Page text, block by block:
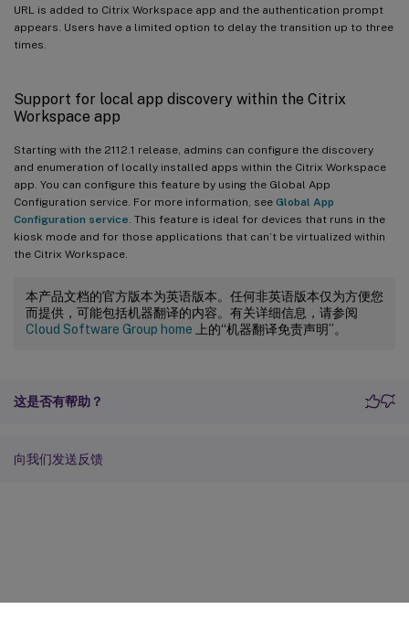
URL is added to Citrix Workspace app and the authentication prompt
appears. Users have a limited option to delay the transition up to three
times.
Support for local app discovery within the Citrix
Workspace app
Starting with the 2112.1 release, admins can configure the discovery
and enumeration of locally installed apps within the Citrix Workspace
app. You can configure this feature by using the Global App
Configuration service. For more information, see Global App
Configuration service. This feature is ideal for devices that runs in the
kiosk mode and for those applications that can’t be virtualized within
the Citrix Workspace.
本产品文档的官方版本为英语版本。任何非英语版本仅为方便您
而提供，可能包括机器翻译的内容。有关详细信息，请参阅
Cloud Software Group home 上的“机器翻译免责声明”。
这是否有帮助？
向我们发送反馈